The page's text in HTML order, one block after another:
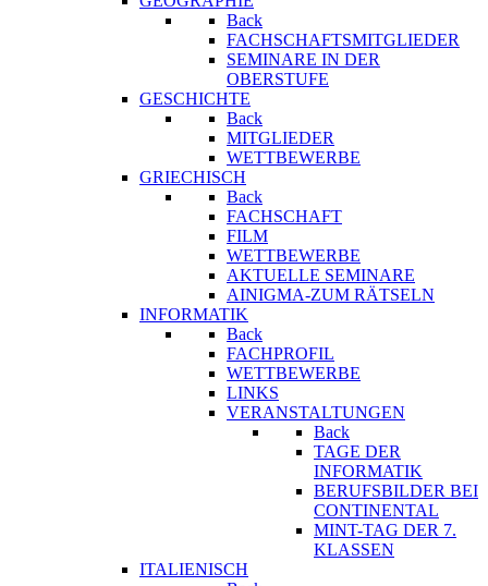
Back
FACHSCHAFTSMITGLIEDER
SEMINARE IN DER
OBERSTUFE
GESCHICHTE
Back
MITGLIEDER
WETTBEWERBE
GRIECHISCH
Back
FACHSCHAFT
FILM
WETTBEWERBE
AKTUELLE SEMINARE
AINIGMA-ZUM RÄTSELN
INFORMATIK
Back
FACHPROFIL
WETTBEWERBE
LINKS
VERANSTALTUNGEN
Back
TAGE DER
INFORMATIK
BERUFSBILDER BEI
CONTINENTAL
MINT-TAG DER 7.
KLASSEN
ITALIENISCH